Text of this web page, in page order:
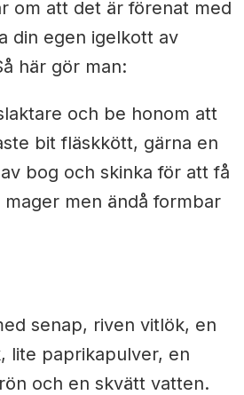
om att det är förenat med
din egen igelkott av
här gör man:
och be honom att
bit fläskkött, gärna en
bog och skinka för att få
men ändå formbar
senap, riven vitlök, en
lite paprikapulver, en
och en skvätt vatten.